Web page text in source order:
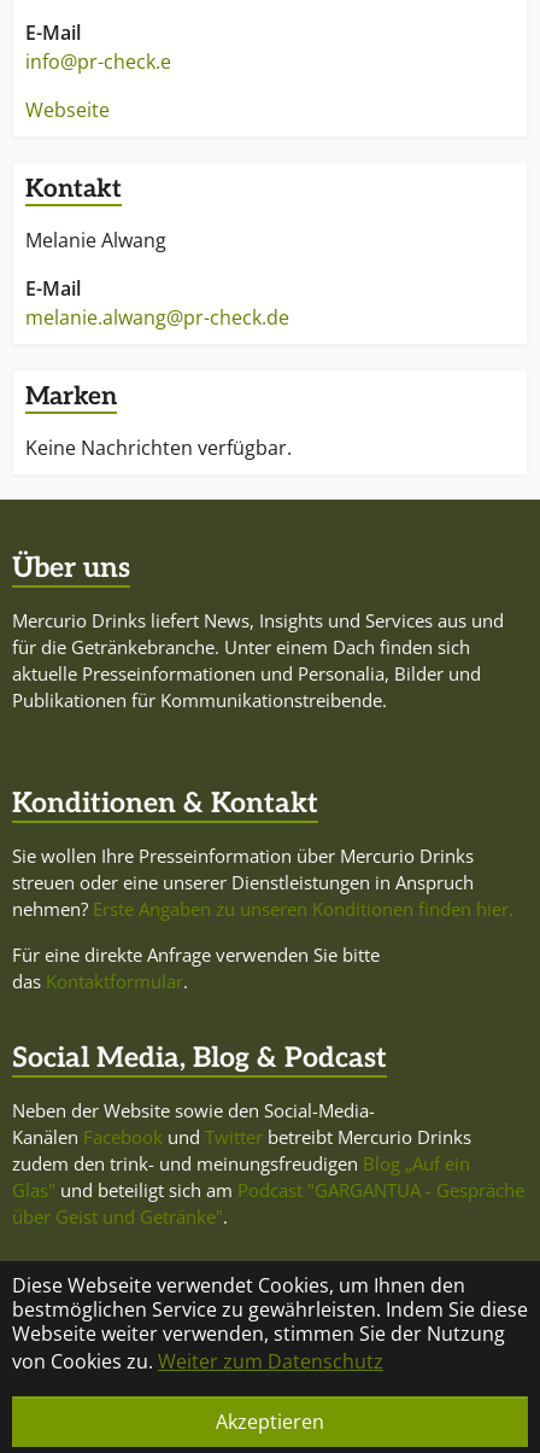
Diese Webseite verwendet Cookies, um Ihnen den
bestmöglichen Service zu gewährleisten. Indem Sie diese
Webseite weiter verwenden, stimmen Sie der Nutzung
von Cookies zu. Weiter zum Datenschutz
Akzeptieren
E-Mail
info@pr-check.e
Webseite
Kontakt
Melanie Alwang
E-Mail
melanie.alwang@pr-check.de
Marken
Keine Nachrichten verfügbar.
Über uns
Mercurio Drinks liefert News, Insights und Services aus und
für die Getränkebranche. Unter einem Dach finden sich
aktuelle Presseinformationen und Personalia, Bilder und
Publikationen für Kommunikationstreibende.
Konditionen & Kontakt
Sie wollen Ihre Presseinformation über Mercurio Drinks
streuen oder eine unserer Dienstleistungen in Anspruch
nehmen? Erste Angaben zu unseren Konditionen finden hier.
Für eine direkte Anfrage verwenden Sie bitte
das Kontaktformular.
Social Media, Blog & Podcast
Neben der Website sowie den Social-Media-
Kanälen Facebook und Twitter betreibt Mercurio Drinks
zudem den trink- und meinungsfreudigen Blog „Auf ein
Glas" und beteiligt sich am Podcast "GARGANTUA - Gespräche
über Geist und Getränke".
KONTAKT ÜBER MERCURIO DRINKS
IMPRESSUM
© Copyright 2023 Mercurio Drinks